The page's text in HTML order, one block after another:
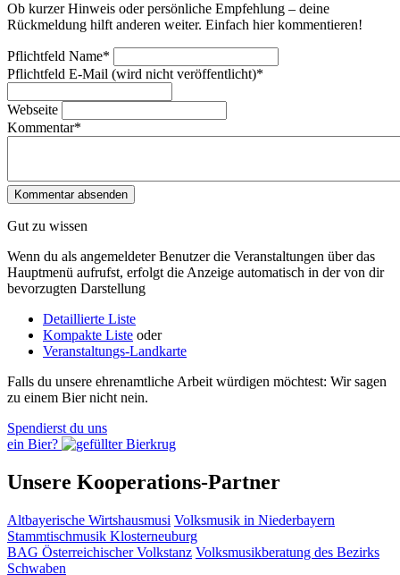
Ob kurzer Hinweis oder persönliche Empfehlung – deine
Rückmeldung hilft anderen weiter. Einfach hier kommentieren!
Pflichtfeld Name*
Pflichtfeld E-Mail (wird nicht veröffentlicht)*
Webseite
Kommentar*
Gut zu wissen
Wenn du als angemeldeter Benutzer die Veranstaltungen über das
Hauptmenü aufrufst, erfolgt die Anzeige automatisch in der von dir
bevorzugten Darstellung
Detaillierte Liste
Kompakte Liste oder
Veranstaltungs-Landkarte
Falls du unsere ehrenamtliche Arbeit würdigen möchtest: Wir sagen
zu einem Bier nicht nein.
Spendierst du uns
ein Bier?
Unsere Kooperations-Partner
Altbayerische Wirtshausmusi Volksmusik in Niederbayern
Stammtischmusik Klosterneuburg
BAG Österreichischer Volkstanz Volksmusikberatung des Bezirks
Schwaben